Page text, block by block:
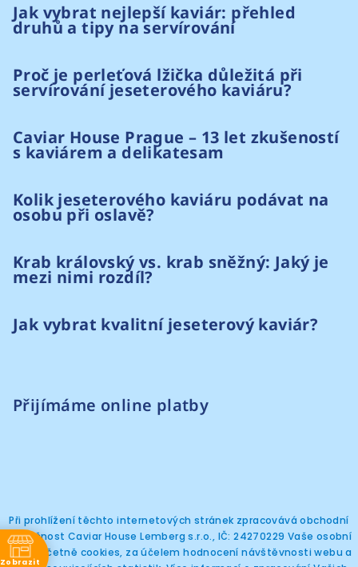
Při prohlížení těchto internetových stránek zpracovává obchodní
společnost Caviar House Lemberg s.r.o., IČ: 24270229 Vaše osobní
údaje, včetně cookies, za účelem hodnocení návštěvnosti webu a
Jak vybrat nejlepší kaviár: přehled
druhů a tipy na servírování
Proč je perleťová lžička důležitá při
servírování jeseterového kaviáru?
Caviar House Prague – 13 let zkušeností
s kaviárem a delikatesam
Kolik jeseterového kaviáru podávat na
osobu při oslavě?
Krab královský vs. krab sněžný: Jaký je
mezi nimi rozdíl?
Jak vybrat kvalitní jeseterový kaviár?
Přijímáme online platby
Copyright 2026Caviar House Prague. Všechna
práva vyhrazena.
Zobrazit